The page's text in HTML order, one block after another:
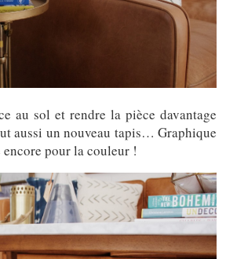
au sol et rendre la pièce davantage
aussi un nouveau tapis… Graphique
encore pour la couleur !